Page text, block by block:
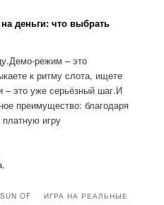
деньги: что выбрать
режим – это
к ритму слота, ищете
– это уже серьёзный шаг.И
преимущество: благодаря
игру
OF
ИГРА НА РЕАЛЬНЫЕ